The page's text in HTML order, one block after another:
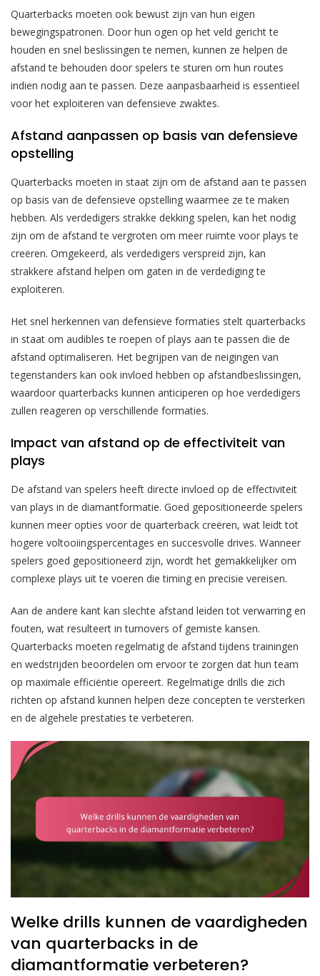
Quarterbacks moeten ook bewust zijn van hun eigen
bewegingspatronen. Door hun ogen op het veld gericht te
houden en snel beslissingen te nemen, kunnen ze helpen de
afstand te behouden door spelers te sturen om hun routes
indien nodig aan te passen. Deze aanpasbaarheid is essentieel
voor het exploiteren van defensieve zwaktes.
Afstand aanpassen op basis van defensieve
opstelling
Quarterbacks moeten in staat zijn om de afstand aan te passen
op basis van de defensieve opstelling waarmee ze te maken
hebben. Als verdedigers strakke dekking spelen, kan het nodig
zijn om de afstand te vergroten om meer ruimte voor plays te
creëren. Omgekeerd, als verdedigers verspreid zijn, kan
strakkere afstand helpen om gaten in de verdediging te
exploiteren.
Het snel herkennen van defensieve formaties stelt quarterbacks
in staat om audibles te roepen of plays aan te passen die de
afstand optimaliseren. Het begrijpen van de neigingen van
tegenstanders kan ook invloed hebben op afstandbeslissingen,
waardoor quarterbacks kunnen anticiperen op hoe verdedigers
zullen reageren op verschillende formaties.
Impact van afstand op de effectiviteit van
plays
De afstand van spelers heeft directe invloed op de effectiviteit
van plays in de diamantformatie. Goed gepositioneerde spelers
kunnen meer opties voor de quarterback creëren, wat leidt tot
hogere voltooiingspercentages en succesvolle drives. Wanneer
spelers goed gepositioneerd zijn, wordt het gemakkelijker om
complexe plays uit te voeren die timing en precisie vereisen.
Aan de andere kant kan slechte afstand leiden tot verwarring en
fouten, wat resulteert in turnovers of gemiste kansen.
Quarterbacks moeten regelmatig de afstand tijdens trainingen
en wedstrijden beoordelen om ervoor te zorgen dat hun team
op maximale efficiëntie opereert. Regelmatige drills die zich
richten op afstand kunnen helpen deze concepten te versterken
en de algehele prestaties te verbeteren.
Welke drills kunnen de vaardigheden
van quarterbacks in de
diamantformatie verbeteren?